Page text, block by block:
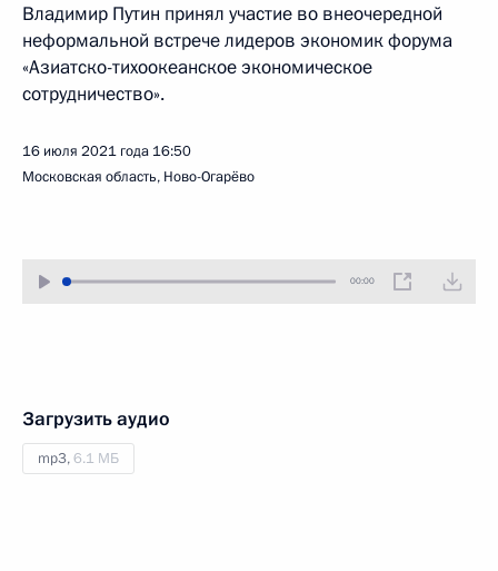
Владимир Путин принял участие во внеочередной
неформальной встрече лидеров экономик форума
«Азиатско-тихоокеанское экономическое
сотрудничество».
16 июля 2021 года 16:50
Московская область, Ново-Огарёво
00:00
Загрузить аудио
mp3,6.1 МБ